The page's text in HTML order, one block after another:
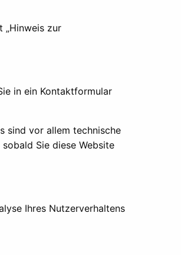
„Hinweis zur
in ein Kontaktformular
sind vor allem technische
Sie diese Website
Ihres Nutzerverhaltens